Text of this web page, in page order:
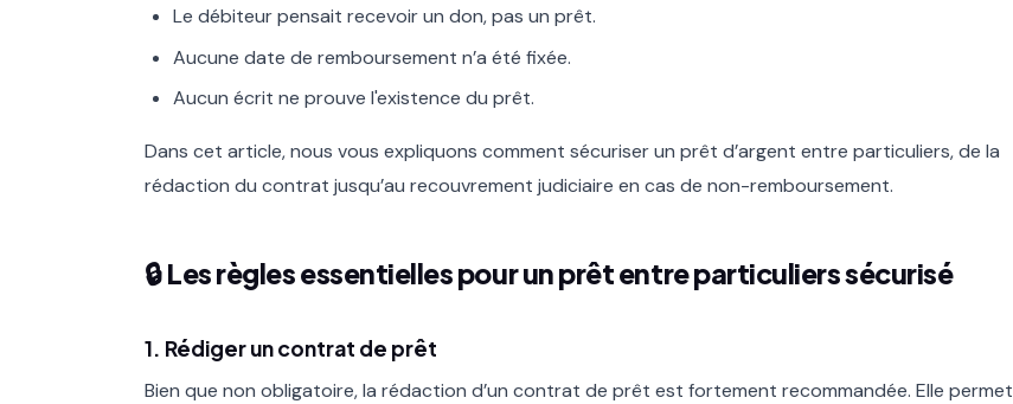
Le débiteur pensait recevoir un don, pas un prêt.
Aucune date de remboursement n’a été fixée.
Aucun écrit ne prouve l'existence du prêt.
Dans cet article, nous vous expliquons comment sécuriser un prêt d’argent entre particuliers, de la
rédaction du contrat jusqu’au recouvrement judiciaire en cas de non-remboursement.
🔒 Les règles essentielles pour un prêt entre particuliers sécurisé
1. Rédiger un contrat de prêt
Bien que non obligatoire, la rédaction d’un contrat de prêt est fortement recommandée. Elle permet